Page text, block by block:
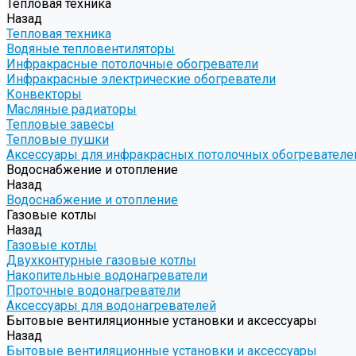
Тепловая техника
Назад
Тепловая техника
Водяные тепловентиляторы
Инфракрасные потолочные обогреватели
Инфракрасные электрические обогреватели
Конвекторы
Масляные радиаторы
Тепловые завесы
Тепловые пушки
Аксессуары для инфракрасных потолочных
Водоснабжение и отопление
Назад
Водоснабжение и отопление
Газовые котлы
Назад
Газовые котлы
Двухконтурные газовые котлы
Накопительные водонагреватели
Проточные водонагреватели
Аксессуары для водонагревателей
Бытовые вентиляционные установки и аксессуары
Назад
Бытовые вентиляционные установки и аксессуары